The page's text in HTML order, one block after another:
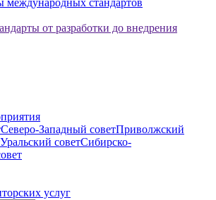
международных стандартов
от разработки до внедрения
Северо-Западный советПриволжский
Уральский советСибирско-
услуг